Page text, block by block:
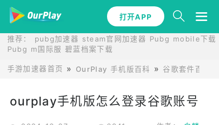
打开APP
推荐： pubg加速器 steam官网加速器 Pubg mobile下载
Pubg m国际服 碧蓝档案下载
手游加速器首页 OurPlay 手机版百科 谷歌套件百科
ourplay手机版怎么登录谷歌账号